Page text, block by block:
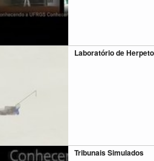
Laboratório de
Tribunais Simulados